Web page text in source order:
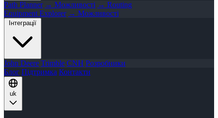
Path Planner → Можливості → Routing
Equipment Explorer → Можливості
Інтеграції
John Deere Trimble CNH Розробники
Блог Підтримка Контакти
uk